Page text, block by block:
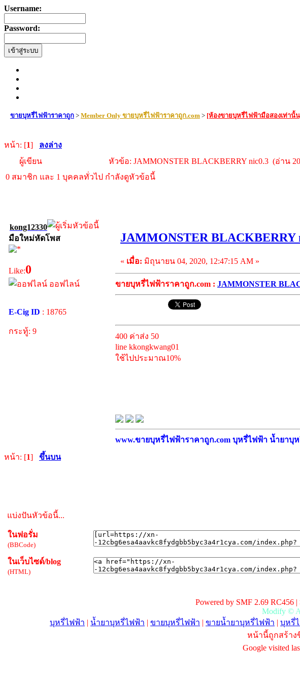
Username:
Password:
ขายบุหรี่ไฟฟ้าราคาถูก> Member Only ขายบุหรี่ไฟฟ้าราคาถูก.com> [ห้องขายบุหรี่ไฟฟ้ามือสองเท่านั้
หน้า: [1] ลงล่าง
ผู้เขียน
หัวข้อ: JAMMONSTER BLACKBERRY nic0.3 (อ่าน
0 สมาชิก และ 1 บุคคลทั่วไป กำลังดูหัวข้อนี้
kong12330
มือใหม่หัดโพส
Like:0
ออฟไลน์
E-Cig ID : 18765
กระทู้: 9
JAMMONSTER BLACKBERRY
« เมื่อ: มิถุนายน 04, 2020, 12:47:15 AM »
ขายบุหรี่ไฟฟ้าราคาถูก.com : JAMMONSTER
400 ค่าส่ง 50
line kkongkwang01
ใช้ไปประมาณ10%
www.ขายบุหรี่ไฟฟ้าราคาถูก.com บุหรี่ไฟฟ้า น้ำยาบุ
หน้า: [1] ขึ้นบน
แบ่งปันหัวข้อนี้...
ในฟอรั่ม
(BBCode)
ในเว็บไซด์/blog
(HTML)
Powered by SMF 2.69 RC456
Modify © A
บุหรี่ไฟฟ้า | น้ำยาบุหรี่ไฟฟ้า | ขายบุหรี่ไฟฟ้า | ขายน้ำยาบุหรี่ไฟฟ้า | บุหรี่
หน้านี้ถูกสร้าง
Google visited